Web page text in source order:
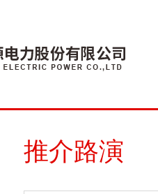
推介路演